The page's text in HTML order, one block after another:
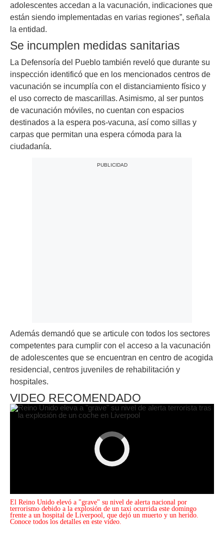
adolescentes accedan a la vacunación, indicaciones que
están siendo implementadas en varias regiones”, señala
la entidad.
Se incumplen medidas sanitarias
La Defensoría del Pueblo también reveló que durante su
inspección identificó que en los mencionados centros de
vacunación se incumplía con el distanciamiento físico y
el uso correcto de mascarillas. Asimismo, al ser puntos
de vacunación móviles, no cuentan con espacios
destinados a la espera pos-vacuna, así como sillas y
carpas que permitan una espera cómoda para la
ciudadanía.
Además demandó que se articule con todos los sectores
competentes para cumplir con el acceso a la vacunación
de adolescentes que se encuentran en centro de acogida
residencial, centros juveniles de rehabilitación y
hospitales.
VIDEO RECOMENDADO
El Reino Unido elevó a "grave" su nivel de alerta nacional por
terrorismo debido a la explosión de un taxi ocurrida este domingo
frente a un hospital de Liverpool, que dejó un muerto y un herido.
Conoce todos los detalles en este video.